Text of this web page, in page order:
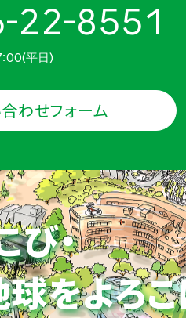
22-8551
平日)
わせフォーム
び・
をよろ